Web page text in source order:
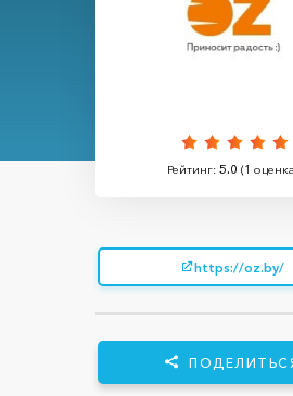
Рейтинг: 5.0 (1
https://oz.by/